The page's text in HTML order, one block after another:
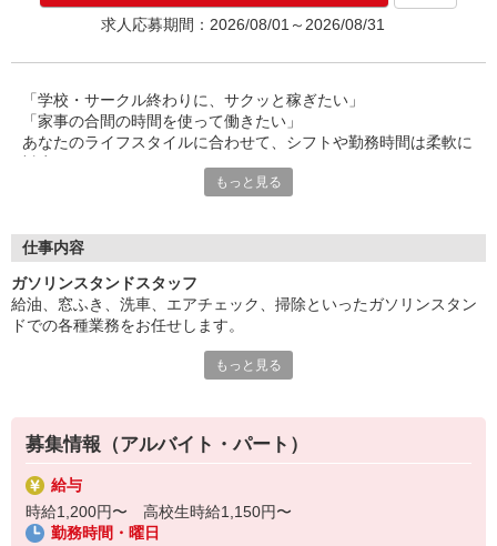
求人応募期間：2026/08/01～2026/08/31
「学校・サークル終わりに、サクッと稼ぎたい」
「家事の合間の時間を使って働きたい」
あなたのライフスタイルに合わせて、シフトや勤務時間は柔軟に
力仕事も少なく女性の方も安心です！
ひとつずつ仕事のスキルを身につけていきましょう。
先輩がフォローするので分からないことがあっても安心ですよ。
パート＆バイトデビュー大歓迎！
初めての方でも安心してチャレンジして下さいね♪
もっと見る
仕事内容
ガソリンスタンドスタッフ
給油、窓ふき、洗車、エアチェック、掃除といったガソリンスタン
ドでの各種業務をお任せします。
＜業務の流れはとっても簡単！＞
▼給油開始・・・
希望する給油量をお伺いし作業開始。
場合によって、窓ふき・空気圧チェックをすることも。（慣れて
きたらでOK）
▼お客様のお帰り・・・
来たときと同じく、イキイキ「ありがとうございました！」とご
もっと見る
募集情報（アルバイト・パート）
給与
時給1,200円〜 高校生時給1,150円〜
勤務時間・曜日